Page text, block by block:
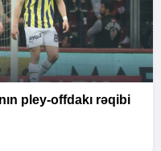
pley-offdakı rəqibi